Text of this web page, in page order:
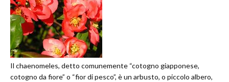
Il chaenomeles, detto comunemente “cotogno giapponese,
cotogno da fiore” o “fior di pesco”, è un arbusto, o piccolo albero,